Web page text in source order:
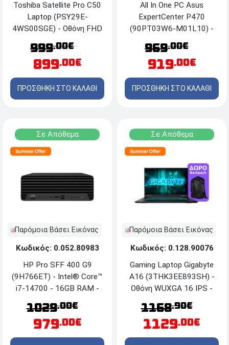
Toshiba Satellite Pro C50
Laptop (PSY29E-
4WS00SGE) - Οθόνη FHD
IPS 15.6'' - Intel® Core™ 7
150U - 16GB RAM -
512GB SSD M.2 NVMe® -
Windows 11 Pro
999.00€
899.00€
ΠΡΟΣΘΗΚΗ ΣΤΟ ΚΑΛΑΘΙ
All In One PC Asus
ExpertCenter P470
(90PT03W6-M01L10) -
Οθόνη FHD 27'' - Intel®
Core™ i5-13420H - 16GB
RAM - 512GB SSD NVMe
- Windows 11 Pro - Black
969.00€
919.00€
ΠΡΟΣΘΗΚΗ ΣΤΟ ΚΑΛΑΘΙ
Σε Απόθεμα
Παρόμοια Βάσει Εικόνας
Κωδικός: 0.052.80983
HP Pro SFF 400 G9
(9H766ET) - Intel® Core™
i7-14700 - 16GB RAM -
1TB NVMe SSD -
Windows 11 Pro
1029.00€
979.00€
Σε Απόθεμα
Παρόμοια Βάσει Εικόνας
Κωδικός: 0.128.90076
Gaming Laptop Gigabyte
A16 (3THK3EE893SH) -
Οθόνη WUXGA 16 IPS -
AMD® Ryzen™ 7 260 -
16GB RAM - 512GB SSD
M.2 - RTX™ 5050 8GB -
Windows 11 Home +
1168.90€
1129.00€